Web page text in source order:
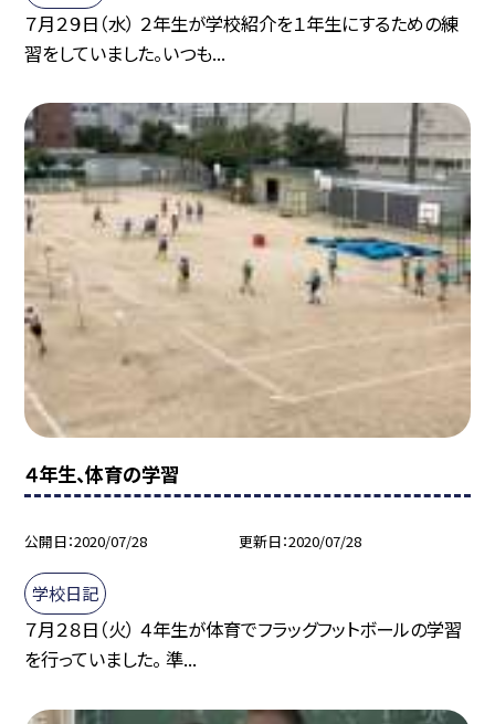
７月２９日（水） ２年生が学校紹介を１年生にするための練
習をしていました。いつも...
４年生、体育の学習
公開日 2020/07/28 更新日 2020/07/28
学校日記
７月２８日（火） ４年生が体育でフラッグフットボールの学習
を行っていました。 準...